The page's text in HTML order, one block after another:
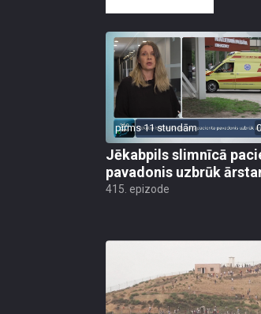
pirms 11 stundām
Jēkabpils slimnīcā
pavadonis uzbrūk
415. epizode